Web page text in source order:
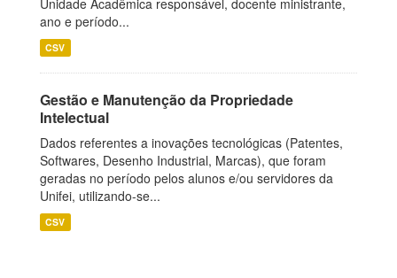
Unidade Acadêmica responsável, docente ministrante,
ano e período...
CSV
Gestão e Manutenção da Propriedade
Intelectual
Dados referentes a inovações tecnológicas (Patentes,
Softwares, Desenho Industrial, Marcas), que foram
geradas no período pelos alunos e/ou servidores da
Unifei, utilizando-se...
CSV